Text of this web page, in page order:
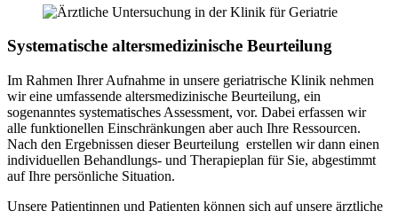
Systematische altersmedizinische Beurteilung
Im Rahmen Ihrer Aufnahme in unsere geriatrische Klinik nehmen
wir eine umfassende altersmedizinische Beurteilung, ein
sogenanntes systematisches Assessment, vor. Dabei erfassen wir
alle funktionellen Einschränkungen aber auch Ihre Ressourcen.
Nach den Ergebnissen dieser Beurteilung erstellen wir dann einen
individuellen Behandlungs- und Therapieplan für Sie, abgestimmt
auf Ihre persönliche Situation.
Unsere Patientinnen und Patienten können sich auf unsere ärztliche